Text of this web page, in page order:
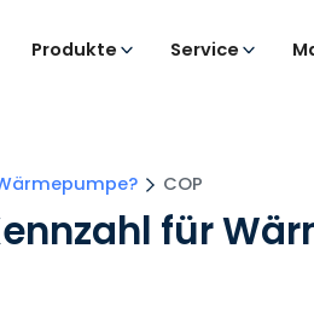
Produkte Service
COP
für